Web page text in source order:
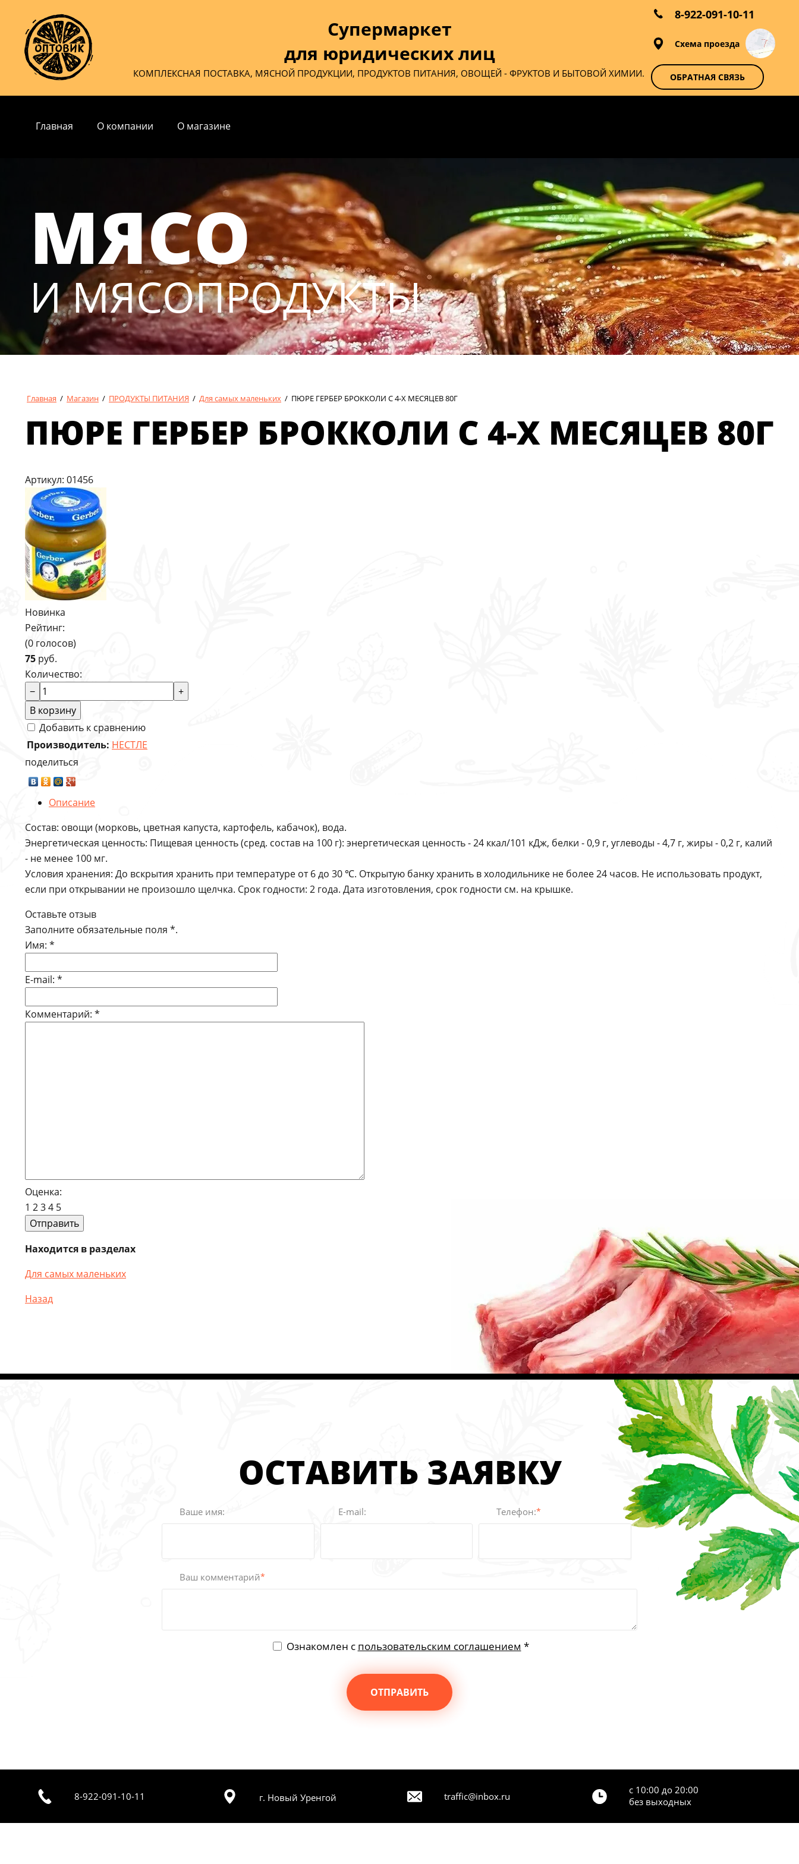
Супермаркет
для юридических лиц
КОМПЛЕКСНАЯ ПОСТАВКА, МЯСНОЙ ПРОДУКЦИИ, ПРОДУКТОВ ПИТАНИЯ, ОВОЩЕЙ - ФРУКТОВ И БЫТОВОЙ ХИМИИ.
8-922-091-10-11
Схема проезда
ОБРАТНАЯ СВЯЗЬ
Главная О компании О магазине
МЯСО
И МЯСОПРОДУКТЫ
Главная / Магазин / ПРОДУКТЫ ПИТАНИЯ / Для самых маленьких / ПЮРЕ ГЕРБЕР БРОККОЛИ С 4-Х МЕСЯЦЕВ 80Г
ПЮРЕ ГЕРБЕР БРОККОЛИ С 4-Х МЕСЯЦЕВ 80Г
Артикул: 01456
Новинка
Рейтинг:
(0 голосов)
75 руб.
Количество:
−
+
В корзину
Добавить к сравнению
Производитель: НЕСТЛЕ
поделиться
Описание
Состав: овощи (морковь, цветная капуста, картофель, кабачок), вода.
Энергетическая ценность: Пищевая ценность (сред. состав на 100 г): энергетическая ценность - 24 ккал/101 кДж, белки - 0,9 г, углеводы - 4,7 г, жиры - 0,2 г, калий
- не менее 100 мг.
Условия хранения: До вскрытия хранить при температуре от 6 до 30 ℃. Открытую банку хранить в холодильнике не более 24 часов. Не использовать продукт,
если при открывании не произошло щелчка. Срок годности: 2 года. Дата изготовления, срок годности см. на крышке.
Оставьте отзыв
Заполните обязательные поля *.
Имя: *
E-mail: *
Комментарий: *
Оценка:
1 234 5
Находится в разделах
Для самых маленьких
Назад
ОСТАВИТЬ ЗАЯВКУ
Ваше имя: E-mail: Телефон:*
Ваш комментарий*
Ознакомлен с пользовательским соглашением *
ОТПРАВИТЬ
8-922-091-10-11 г. Новый Уренгой traffic@inbox.ru
с 10:00 до 20:00
без выходных